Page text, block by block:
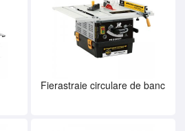
Fierastraie circulare de banc